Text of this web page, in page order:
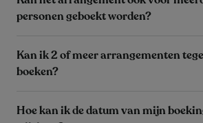
personen geboekt worden?
Kan ik 2 of meer arrangementen
boeken?
Hoe kan ik de datum van mijn